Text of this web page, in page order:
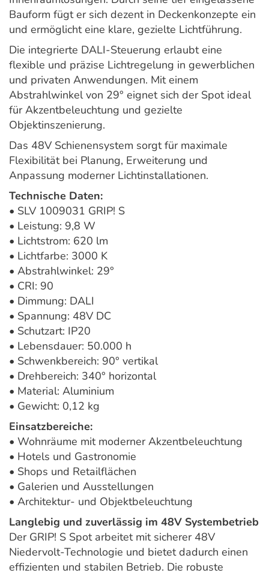
Bauform fügt er sich dezent in Deckenkonzepte ein
und ermöglicht eine klare, gezielte Lichtführung.
Die integrierte DALI-Steuerung erlaubt eine
flexible und präzise Lichtregelung in gewerblichen
und privaten Anwendungen. Mit einem
Abstrahlwinkel von 29° eignet sich der Spot ideal
für Akzentbeleuchtung und gezielte
Objektinszenierung.
Das 48V Schienensystem sorgt für maximale
Flexibilität bei Planung, Erweiterung und
Anpassung moderner Lichtinstallationen.
Technische Daten:
• SLV 1009031 GRIP! S
• Leistung: 9,8 W
• Lichtstrom: 620 lm
• Lichtfarbe: 3000 K
• Abstrahlwinkel: 29°
• CRI: 90
• Dimmung: DALI
• Spannung: 48V DC
• Schutzart: IP20
• Lebensdauer: 50.000 h
• Schwenkbereich: 90° vertikal
• Drehbereich: 340° horizontal
• Material: Aluminium
• Gewicht: 0,12 kg
Einsatzbereiche:
• Wohnräume mit moderner Akzentbeleuchtung
• Hotels und Gastronomie
• Shops und Retailflächen
• Galerien und Ausstellungen
• Architektur- und Objektbeleuchtung
Langlebig und zuverlässig im 48V Systembetrieb
Der GRIP! S Spot arbeitet mit sicherer 48V
Niedervolt-Technologie und bietet dadurch einen
effizienten und stabilen Betrieb. Die robuste